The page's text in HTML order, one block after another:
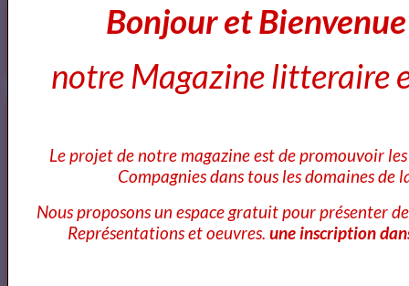
Annuaire des cours d'ecriture Paris
Bonjour et
notre Magazine litteraire
Le projet de notre magazine est de promouvoir
Compagnies dans tous les domaines de
Nous proposons un espace gratuit pour présenter
Représentations et oeuvres. une inscription